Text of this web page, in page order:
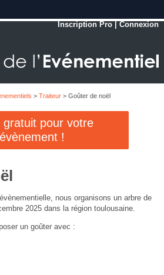
Inscription Pro |Connexion
> Traiteur> Goûter de noël
gratuit pour votre
évènement !
nous organisons un arbre de
2025 dans la région toulousaine.
un goûter avec :